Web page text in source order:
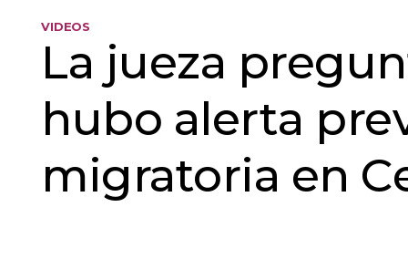
VIDEOS
La jueza
hubo alerta
migratoria en